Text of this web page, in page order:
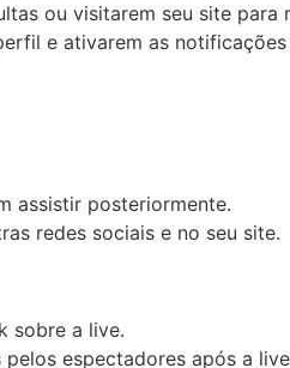
ou visitarem seu site para
e ativarem as
assistir posteriormente.
redes sociais e no seu site.
sobre a live.
espectadores após a